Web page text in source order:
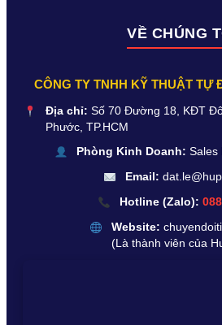
VỀ CHÚNG
CÔNG TY TNHH KỸ THUẬT TỰ
Địa chỉ: Số 70 Đường 18, KĐT
Phước, TP.HCM
Phòng Kinh Doanh: Sales
Email:
Hotline (Zalo):
Website:
(Là thành viên của